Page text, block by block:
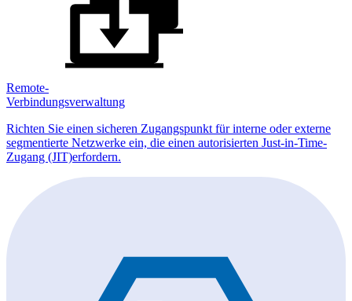
Remote-
Verbindungsverwaltung
Richten Sie einen sicheren Zugangspunkt für interne oder externe
segmentierte Netzwerke ein, die einen autorisierten Just-in-Time-
Zugang (JIT)erfordern.